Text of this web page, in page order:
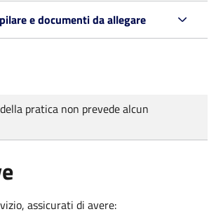
e documenti da allegare
pratica non prevede alcun
assicurati di avere: